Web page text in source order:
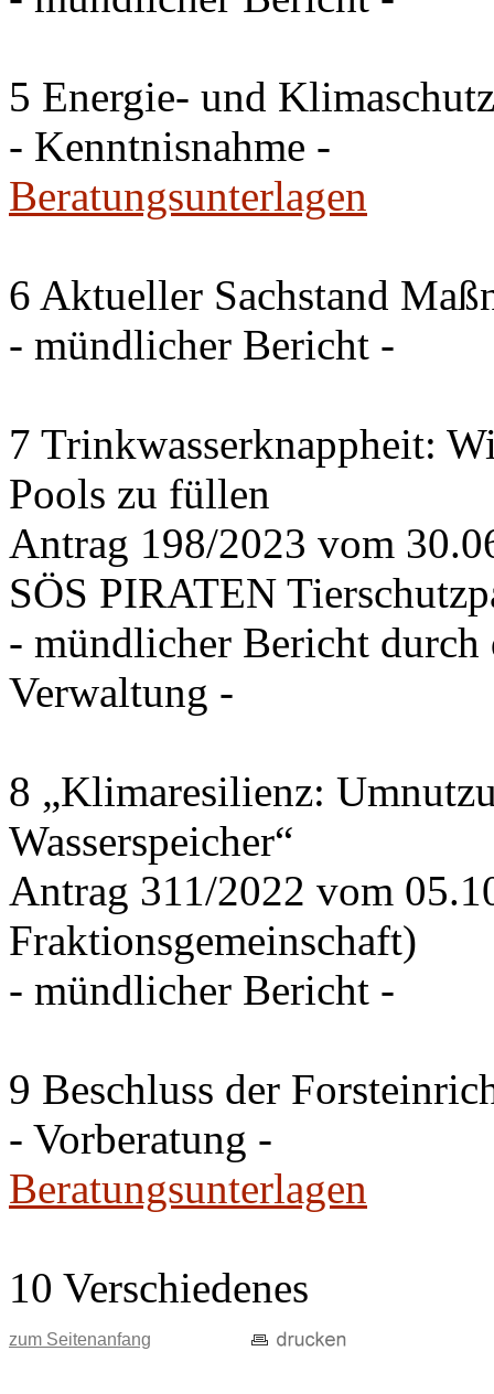
5 Energie- und
- Kenntnisnahme -
Beratungsunterlagen
6 Aktueller Sachstand
- mündlicher Bericht -
7 Trinkwasserknappheit:
Pools zu füllen
Antrag 198/2023 vom
SÖS PIRATEN
- mündlicher Bericht
Verwaltung -
8 „Klimaresilienz:
Wasserspeicher“
Antrag 311/2022 vom
Fraktionsgemeinschaft)
- mündlicher Bericht -
9 Beschluss der
- Vorberatung -
Beratungsunterlagen
10 Verschiedenes
zum Seitenanfang